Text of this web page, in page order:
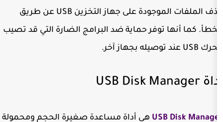
حذف الملفات الموجودة على جهاز التخزين USB عن طريق
توفر حماية ضد البرامج الضارة التي قد تصيب
هي أداة مساعدة صغيرة الحجم ومحمولة